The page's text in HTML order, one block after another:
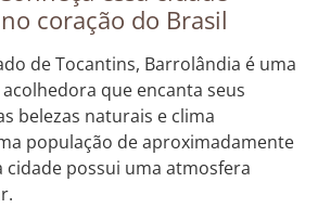
coração do Brasil
de Tocantins, Barrolândia é uma
que encanta seus
belezas naturais e clima
população de aproximadamente
cidade possui uma atmosfera